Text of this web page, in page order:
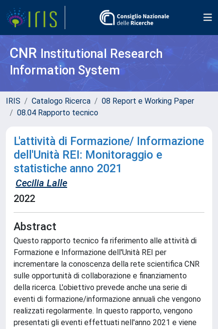
CNR Institutional Research
Information System
IRIS Catalogo Ricerca
08 Report e Working Paper
08.04 Rapporto tecnico
L'attività di Formazione/ Informazione
dell'Unità REI: Monitoraggio e
statistiche anno 2021
Cecilia Lalle
2022
Abstract
Questo rapporto tecnico fa riferimento alle attività di
Formazione e Informazione dell'Unità REI per
incrementare la conoscenza della rete scientifica CNR
sulle opportunità di collaborazione e finanziamento
della ricerca. L'obiettivo prevede anche una serie di
eventi di formazione/informazione annuali che vengono
realizzati regolarmente. In questo rapporto, vengono
presentati gli eventi effettuati nell'anno 2021 e viene